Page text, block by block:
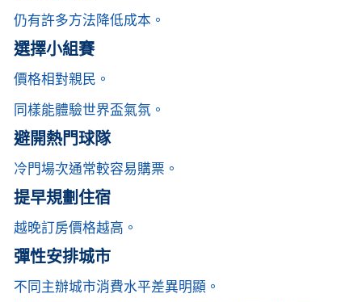
仍有許多方法降低成本。
選擇小組賽
價格相對親民。
同樣能體驗世界盃氣氛。
避開熱門球隊
冷門場次通常較容易購票。
提早規劃住宿
越晚訂房價格越高。
彈性安排城市
不同主辦城市消費水平差異明顯。